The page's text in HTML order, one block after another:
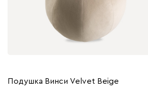
Подушка Винси Velvet Beige